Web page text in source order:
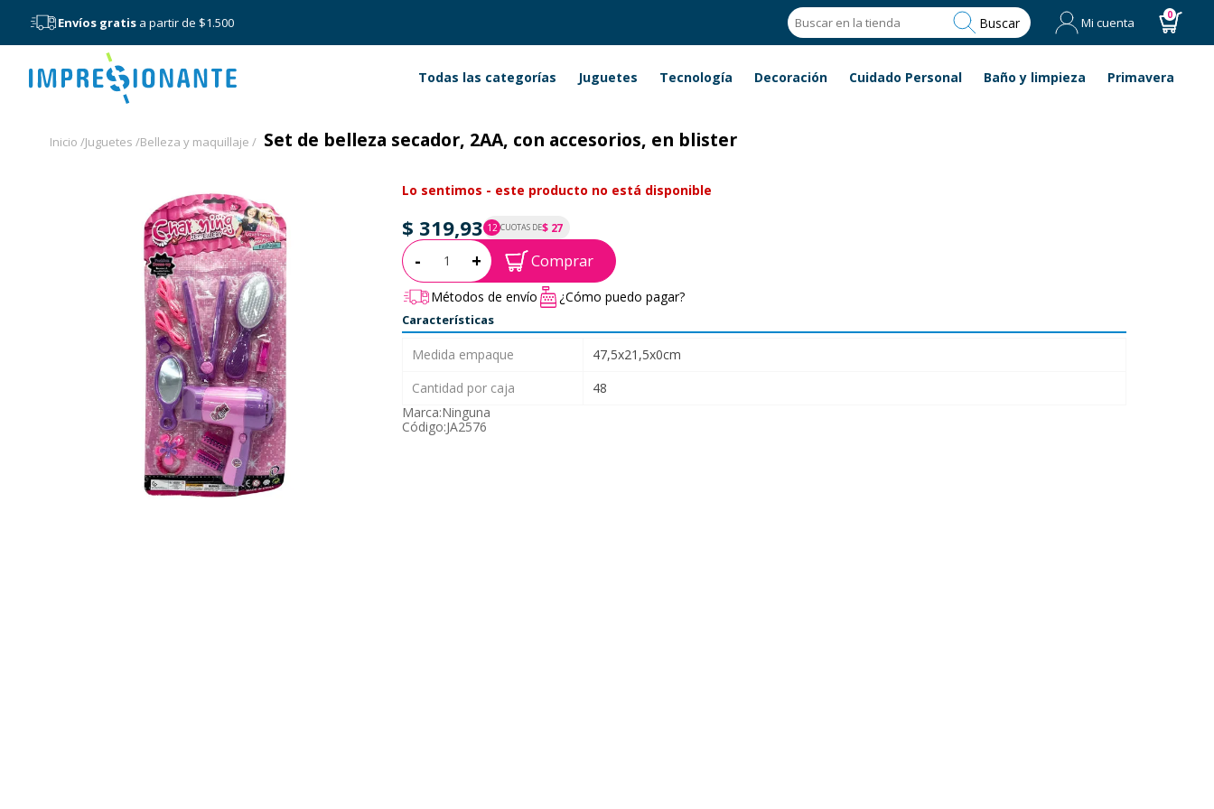
Envíos gratis a partir de $1.500 Buscar Mi cuenta 0
Menú Todas las categorías Juguetes Tecnología Decoración Cuidado Personal Baño y limpieza Primavera
Inicio /Juguetes /Belleza y maquillaje / Set de belleza secador, 2AA, con accesorios, en blister
Lo sentimos - este producto no está disponible
$ 319,93 12 CUOTAS DE$ 27
P.T.F. $ 320
Cantidad:
- + Comprar
Métodos de envío ¿Cómo puedo pagar?
Características
Medida empaque
47,5x21,5x0cm
Cantidad por caja
48
Marca:Ninguna
Código:JA2576